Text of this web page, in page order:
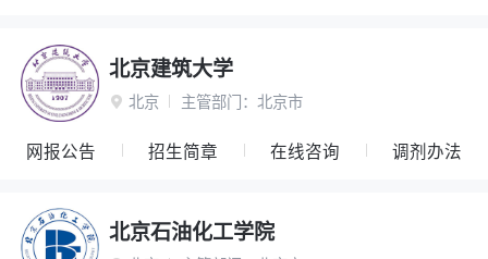
北京建筑大学
 北京 主管部门： 北京市
网报公告 招生简章 在线咨询 调剂办法
北京石油化工学院